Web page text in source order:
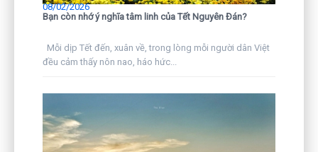
Bạn còn nhớ ý nghĩa tâm linh của Tết Nguyên Đán?
08/02/2026
Mỗi dịp Tết đến, xuân về, trong lòng mỗi người dân Việt
đều cảm thấy nôn nao, háo hức...